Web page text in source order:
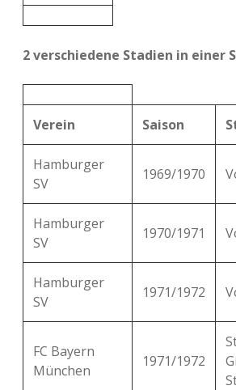
2 verschiedene Stadien in einer
Verein Saison
Hamburger
SV
1969/1970
Hamburger
SV
1970/1971
Hamburger
SV
1971/1972
FC Bayern
München
1971/1972